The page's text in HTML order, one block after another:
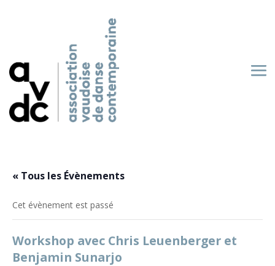
« Tous les Évènements
Cet évènement est passé
Workshop avec Chris Leuenberger et
Benjamin Sunarjo